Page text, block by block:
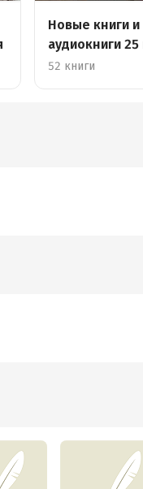
Новые книги и
аудиокниги
декабря
52 книги